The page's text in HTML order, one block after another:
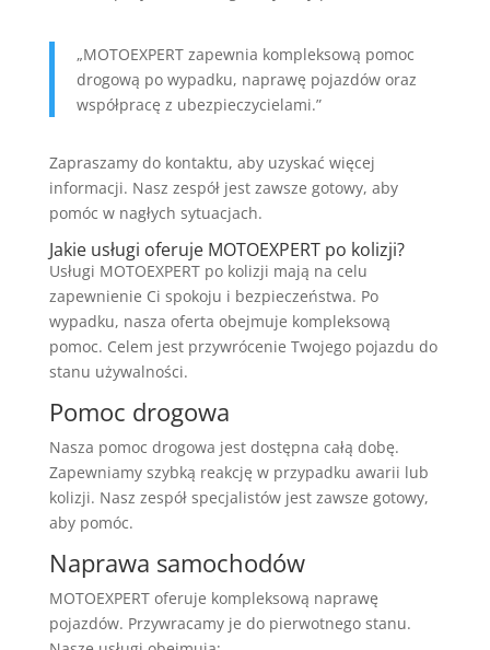
„MOTOEXPERT zapewnia kompleksową pomoc
drogową po wypadku, naprawę pojazdów oraz
współpracę z ubezpieczycielami.”
Zapraszamy do kontaktu, aby uzyskać więcej
informacji. Nasz zespół jest zawsze gotowy, aby
pomóc w nagłych sytuacjach.
Jakie usługi oferuje MOTOEXPERT po kolizji?
Usługi MOTOEXPERT po kolizji mają na celu
zapewnienie Ci spokoju i bezpieczeństwa. Po
wypadku, nasza oferta obejmuje kompleksową
pomoc. Celem jest przywrócenie Twojego pojazdu do
stanu używalności.
Pomoc drogowa
Nasza pomoc drogowa jest dostępna całą dobę.
Zapewniamy szybką reakcję w przypadku awarii lub
kolizji. Nasz zespół specjalistów jest zawsze gotowy,
aby pomóc.
Naprawa samochodów
MOTOEXPERT oferuje kompleksową naprawę
pojazdów. Przywracamy je do pierwotnego stanu.